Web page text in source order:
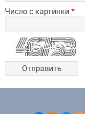
Число с картинки *
